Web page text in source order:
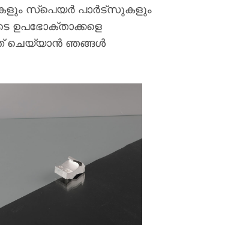
സ്പെയർ പാർട്സുകളും
ഉപഭോക്താക്കളെ
ചെയ്യാൻ ഞങ്ങൾ